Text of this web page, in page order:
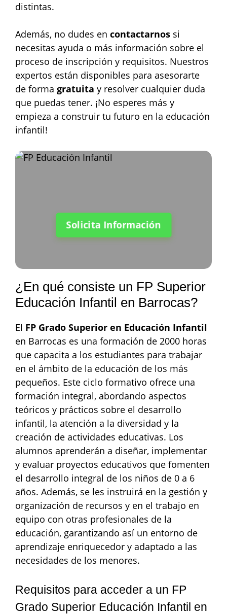
distintas.
Además, no dudes en contactarnos si
necesitas ayuda o más información sobre el
proceso de inscripción y requisitos. Nuestros
expertos están disponibles para asesorarte
de forma gratuita y resolver cualquier duda
que puedas tener. ¡No esperes más y
empieza a construir tu futuro en la educación
infantil!
Solicita Información
¿En qué consiste un FP Superior
Educación Infantil en Barrocas?
El FP Grado Superior en Educación Infantil
en Barrocas es una formación de 2000 horas
que capacita a los estudiantes para trabajar
en el ámbito de la educación de los más
pequeños. Este ciclo formativo ofrece una
formación integral, abordando aspectos
teóricos y prácticos sobre el desarrollo
infantil, la atención a la diversidad y la
creación de actividades educativas. Los
alumnos aprenderán a diseñar, implementar
y evaluar proyectos educativos que fomenten
el desarrollo integral de los niños de 0 a 6
años. Además, se les instruirá en la gestión y
organización de recursos y en el trabajo en
equipo con otras profesionales de la
educación, garantizando así un entorno de
aprendizaje enriquecedor y adaptado a las
necesidades de los menores.
Requisitos para acceder a un FP
Grado Superior Educación Infantil en